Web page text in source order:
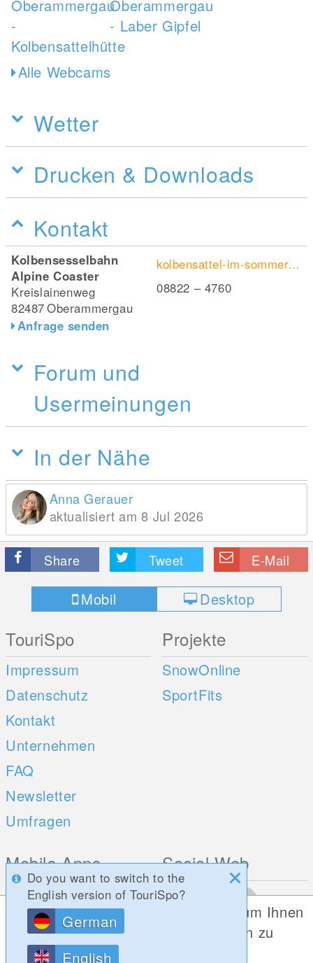
Alle Webcams
Wetter
Drucken & Downloads
Kontakt
Kolbensesselbahn
Alpine Coaster
Kreislainenweg
82487Oberammergau
Anfrage senden
kolbensattel-im-sommer.de/alpine-coaster/
08822 – 4760
Forum und
Usermeinungen
In der Nähe
Anna Gerauer
aktualisiert am 8 Jul 2026
Share Tweet E-Mail
Mobil Desktop
TouriSpo
Impressum
Datenschutz
Kontakt
Unternehmen
FAQ
Newsletter
Umfragen
Projekte
SnowOnline
SportFits
Mobile Apps
iOS
Android
Social Web
Do you want to switch to the
English version of TouriSpo?
German
English
Diese Website verwendet Cookies, um Ihnen
die bestmögliche Funktionalität bieten zu
können.